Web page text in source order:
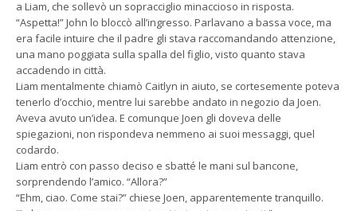
a Liam, che sollevò un sopracciglio minaccioso in risposta.
“Aspetta!” John lo bloccò all’ingresso. Parlavano a bassa voce, ma
era facile intuire che il padre gli stava raccomandando attenzione,
una mano poggiata sulla spalla del figlio, visto quanto stava
accadendo in città.
Liam mentalmente chiamò Caitlyn in aiuto, se cortesemente poteva
tenerlo d’occhio, mentre lui sarebbe andato in negozio da Joen.
Aveva avuto un’idea. E comunque Joen gli doveva delle
spiegazioni, non rispondeva nemmeno ai suoi messaggi, quel
codardo.
Liam entrò con passo deciso e sbatté le mani sul bancone,
sorprendendo l’amico. “Allora?”
“Ehm, ciao. Come stai?” chiese Joen, apparentemente tranquillo.